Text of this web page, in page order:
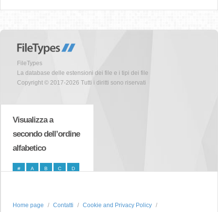
FileTypes
La database delle estensioni dei file e i tipi dei file
Copyright © 2017-2026 Tutti i diritti sono riservati
Visualizza a
secondo dell’ordine
alfabetico
# A B C D
Home page Contatti Cookie and Privacy Policy